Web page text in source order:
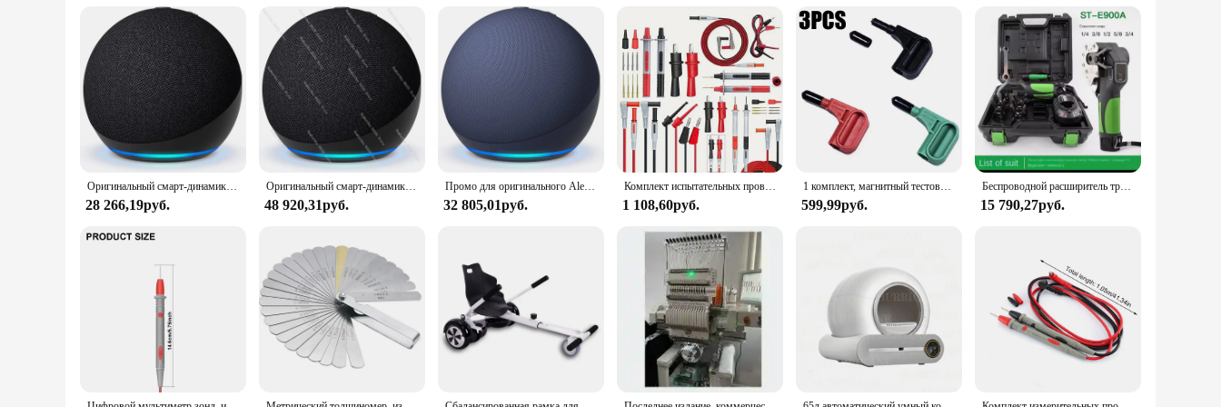
**Versatile Entertainment and Control**
The Echo Dot is not just a smart home hub; it's also a versatile entertainment device. With access to a wide range of music services, you can stream your favorite tunes or create playlists effortlessly.
The Echo Dot's compatibility with various smart home devices means that you can control your lights, thermostats, and more, all from the comfort of your voice. Whether you're looking to set the
mood for a dinner party or just want to adjust the temperature, the Echo Dot is your go-to assistant, ready to serve at a moment's notice.
Оригинальный смарт-динамик Alexa Echo Dot 5-го 4-го поколения с Alexa, доступен для продажи с полными аксессуарами по отличной цене
28 266,19руб.
Оригинальный смарт-динамик Alexa Echo Dot 5-го 4-го поколения с Alexa, доступен для продажи с полными аксессуарами по отличной цене
48 920,31руб.
Промо для оригинального Alexa Echo Dot 5-го поколения, умный динамик Echo Dot (5-го поколения), дисплей времени часов Echo Dot5
32 805,01руб.
Комплект испытательных проводов P1308B, штекер типа банан 4 мм, сменный кабель для мультиметра, щуп, тестовый провод, зажим типа крокодил, 18 шт.
1 108,60руб.
1 комплект, магнитный тестовый зонд, магнитные зонды для 4-миллиметрового тестового датчика на банане, магнитные зонды
599,99руб.
Беспроводной расширитель труб для кондиционера, стандартная полностью автоматическая медная трубка для литиевой батареи, холодильник для кондиционера
15 790,27руб.